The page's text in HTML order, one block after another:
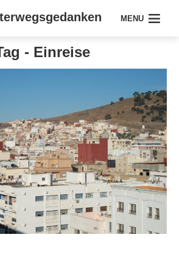
MENU
- Einreise